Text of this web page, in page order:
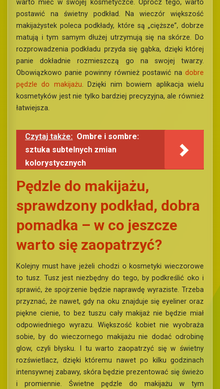
warto mieć w swojej kosmetyczce. Oprócz tego, warto
postawić na świetny podkład. Na wieczór większość
makijażystek poleca podkłady, które są „cięższe”, dobrze
matują i tym samym dłużej utrzymują się na skórze. Do
rozprowadzenia podkładu przyda się gąbka, dzięki której
panie dokładnie rozmieszczą go na swojej twarzy.
Obowiązkowo panie powinny również postawić na dobre
pędzle do makijażu. Dzięki nim bowiem aplikacja wielu
kosmetyków jest nie tylko bardziej precyzyjna, ale również
łatwiejsza.
Czytaj także: Ombre i sombre:
sztuka subtelnych zmian
kolorystycznych
Pędzle do makijażu,
sprawdzony podkład, dobra
pomadka – w co jeszcze
warto się zaopatrzyć?
Kolejny must have jeżeli chodzi o kosmetyki wieczorowe
to tusz. Tusz jest niezbędny do tego, by podkreślić oko i
sprawić, że spojrzenie będzie naprawdę wyraziste. Trzeba
przyznać, że nawet, gdy na oku znajduje się eyeliner oraz
piękne cienie, to bez tuszu cały makijaż nie będzie miał
odpowiedniego wyrazu. Większość kobiet nie wyobraża
sobie, by do wieczornego makijażu nie dodać odrobinę
glow, czyli błysku. I tu warto zaopatrzyć się w świetny
rozświetlacz, dzięki któremu nawet po kilku godzinach
intensywnej zabawy, skóra będzie prezentować się świeżo
i promiennie. Świetne pędzle do makijażu w tym